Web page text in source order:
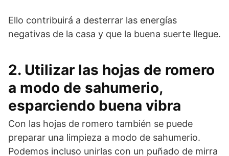
Ello contribuirá a desterrar las energías
negativas de la casa y que la buena suerte llegue.
2. Utilizar las hojas de romero
a modo de sahumerio,
esparciendo buena vibra
Con las hojas de romero también se puede
preparar una limpieza a modo de sahumerio.
Podemos incluso unirlas con un puñado de mirra